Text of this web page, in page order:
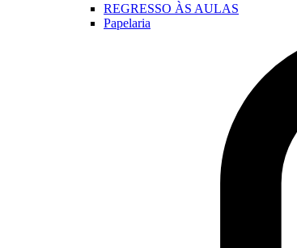
REGRESSO ÀS AULAS
Papelaria